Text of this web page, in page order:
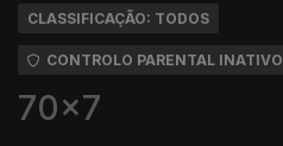
CLASSIFICAÇÃO: TODOS
CONTROLO PARENTAL INATIVO
70x7